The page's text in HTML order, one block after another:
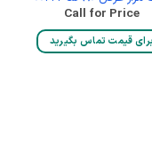
Call for Price
قیمت تماس بگیرید